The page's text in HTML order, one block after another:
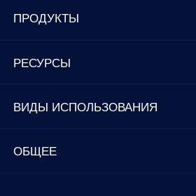
ПРОДУКТЫ
РЕСУРСЫ
ВИДЫ ИСПОЛЬЗОВАНИЯ
ОБЩЕЕ